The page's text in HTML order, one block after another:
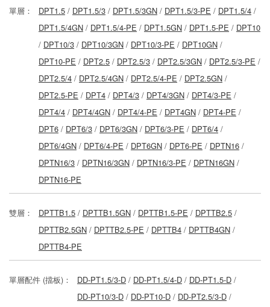
單層： DPT1.5 / DPT1.5/3 / DPT1.5/3GN / DPT1.5/3-PE / DPT1.5/4 /
DPT1.5/4GN / DPT1.5/4-PE / DPT1.5GN / DPT1.5-PE / DPT10
/ DPT10/3 / DPT10/3GN / DPT10/3-PE / DPT10GN /
DPT10-PE / DPT2.5 / DPT2.5/3 / DPT2.5/3GN / DPT2.5/3-PE /
DPT2.5/4 / DPT2.5/4GN / DPT2.5/4-PE / DPT2.5GN /
DPT2.5-PE / DPT4 / DPT4/3 / DPT4/3GN / DPT4/3-PE /
DPT4/4 / DPT4/4GN / DPT4/4-PE / DPT4GN / DPT4-PE /
DPT6 / DPT6/3 / DPT6/3GN / DPT6/3-PE / DPT6/4 /
DPT6/4GN / DPT6/4-PE / DPT6GN / DPT6-PE / DPTN16 /
DPTN16/3 / DPTN16/3GN / DPTN16/3-PE / DPTN16GN /
DPTN16-PE
雙層： DPTTB1.5 / DPTTB1.5GN / DPTTB1.5-PE / DPTTB2.5 /
DPTTB2.5GN / DPTTB2.5-PE / DPTTB4 / DPTTB4GN /
DPTTB4-PE
單層配件 (擋板)： DD-PT1.5/3-D / DD-PT1.5/4-D / DD-PT1.5-D /
DD-PT10/3-D / DD-PT10-D / DD-PT2.5/3-D /